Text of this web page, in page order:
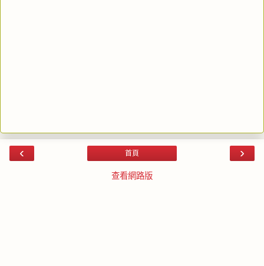
‹ ›
首頁
查看網路版